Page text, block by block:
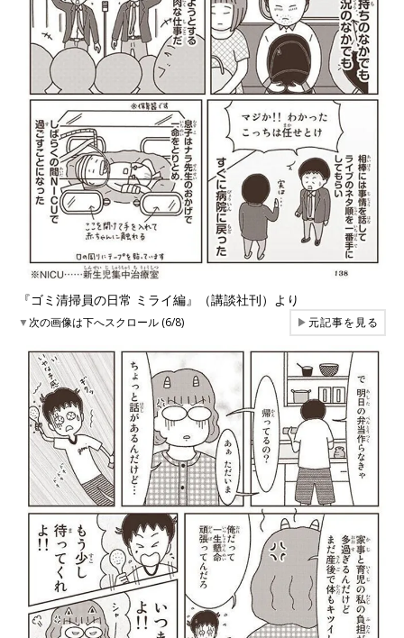
『ゴミ清掃員の日常 ミライ編』（講談社刊）より
▼次の画像は下へスクロール (6/8) ▶元記事を見る